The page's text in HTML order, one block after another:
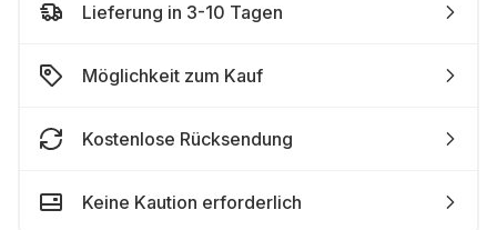
Lieferung in 3-10 Tagen
Möglichkeit zum Kauf
Kostenlose Rücksendung
Keine Kaution erforderlich